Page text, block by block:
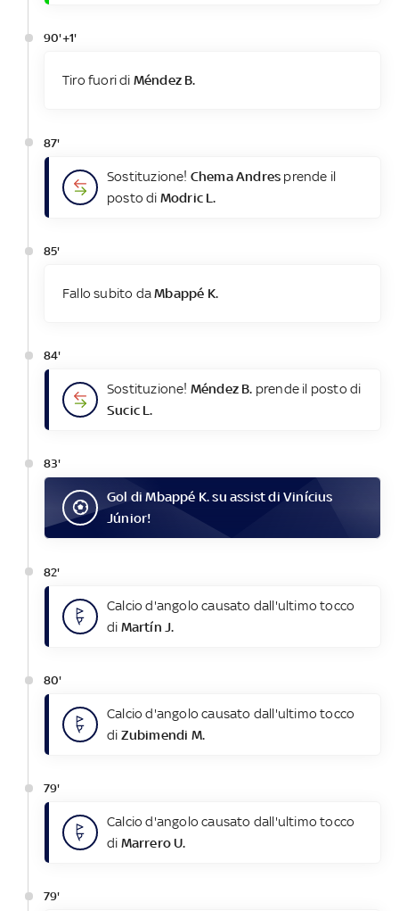
90'+1'
Tiro fuori di Méndez B.
87'
Sostituzione! Chema Andres prende il
posto di Modric L.
85'
Fallo subito daMbappé K.
84'
Sostituzione! Méndez B. prende il posto di
Sucic L.
83'
Gol diMbappé K.su assist diVinícius
Júnior!
82'
Calcio d'angolo causato dall'ultimo tocco
di Martín J.
80'
Calcio d'angolo causato dall'ultimo tocco
di Zubimendi M.
79'
Calcio d'angolo causato dall'ultimo tocco
di Marrero U.
79'